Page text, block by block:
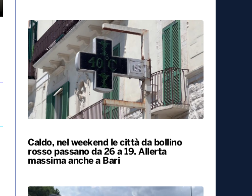
Caldo, nel weekend le città da bollino
rosso passano da 26 a 19. Allerta
massima anche a Bari